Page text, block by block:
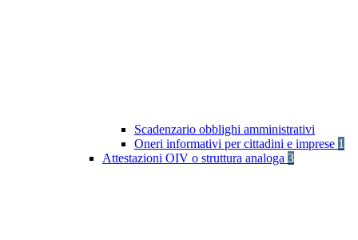
Scadenzario obblighi amministrativi
Oneri informativi per cittadini e imprese 1
Attestazioni OIV o struttura analoga 3